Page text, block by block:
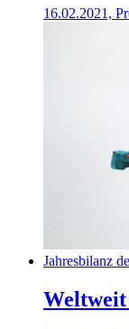
16.02.2021,
Jahresbilanz
Weltweit